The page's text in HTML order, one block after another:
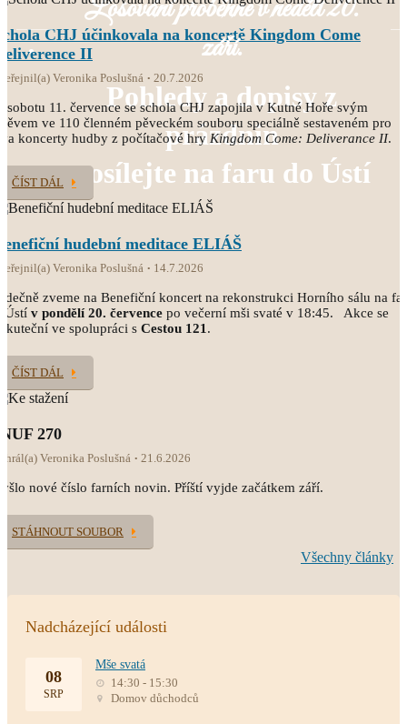
Losování proběhne v neděli 20.
září.
Pohledy a dopisy z
prázdnin
posílejte na faru do Ústí
CHJ účinkovala na koncertě Kingdom Come
II
Veronika Poslušná 20.7.2026
sobotu 11. července se schola CHJ zapojila v Kutné Hoře svým
ve 110 členném pěveckém souboru speciálně sestaveném pro
koncerty hudby z počítačové hry Kingdom Come: Deliverance II.
ČÍST DÁL
hudební meditace ELIÁŠ
Veronika Poslušná 14.7.2026
zveme na Benefiční koncert na rekonstrukci Horního sálu na
Ústí v pondělí 20. července po večerní mši svaté v 18:45. Akce se
ve spolupráci s Cestou 121 .
ČÍST DÁL
270
Veronika Poslušná 21.6.2026
nové číslo farních novin. Příští vyjde začátkem září.
STÁHNOUT SOUBOR
Všechny články
Nadcházející události
08
SRP
Mše svatá
14:30 - 15:30
Domov důchodců